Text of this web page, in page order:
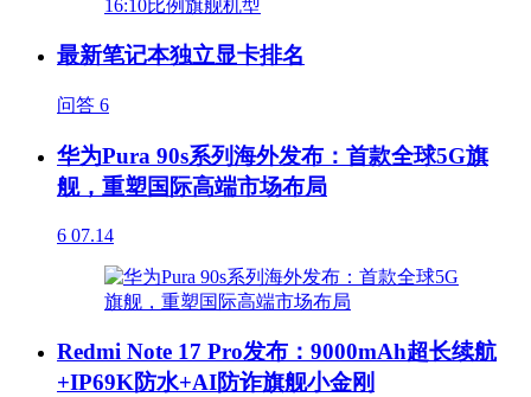
最新笔记本独立显卡排名
问答 6
华为Pura 90s系列海外发布：首款全球5G旗
舰，重塑国际高端市场布局
6 07.14
Redmi Note 17 Pro发布：9000mAh超长续航
+IP69K防水+AI防诈旗舰小金刚